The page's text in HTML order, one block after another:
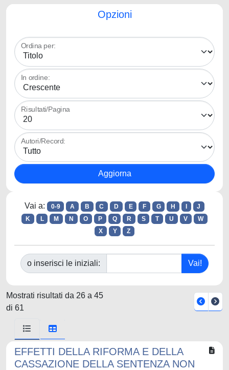
Opzioni
Ordina per:
In ordine:
Risultati/Pagina
Autori/Record:
Vai a: 0-9 A B C D E F G H
J
K
L M N O P Q R S T U V
W
X
Y Z
o inserisci le iniziali:
Mostrati risultati da 26 a 45
di 61
EFFETTI DELLA RIFORMA E DELLA
CASSAZIONE DELLA SENTENZA NON